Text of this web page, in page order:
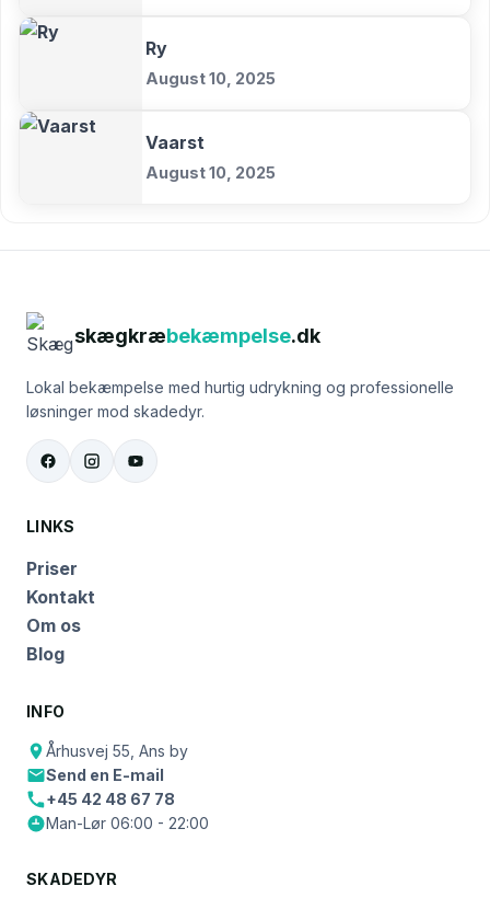
Ry
August 10, 2025
Vaarst
August 10, 2025
skægkræbekæmpelse.dk
Lokal bekæmpelse med hurtig udrykning og professionelle
løsninger mod skadedyr.
LINKS
Priser
Kontakt
Om os
Blog
INFO
Århusvej 55, Ans by
Send en E-mail
+45 42 48 67 78
Man-Lør 06:00 - 22:00
SKADEDYR